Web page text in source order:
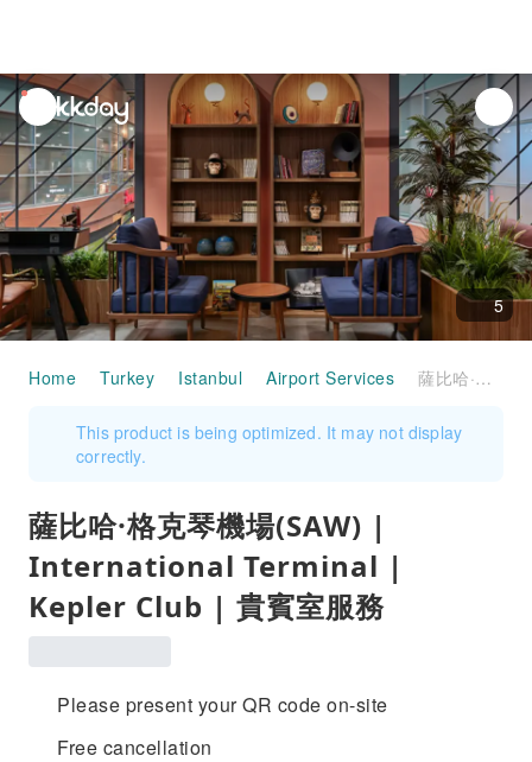
unread
notifications
5
Home Turkey Istanbul Airport Services 薩比哈·格克琴機場(SAW) | International Terminal | Kepler Club | 貴賓室服務
This product is being optimized. It may not display
correctly.
薩比哈·格克琴機場(SAW) |
International Terminal |
Kepler Club | 貴賓室服務
Please present your QR code on-site
Free cancellation